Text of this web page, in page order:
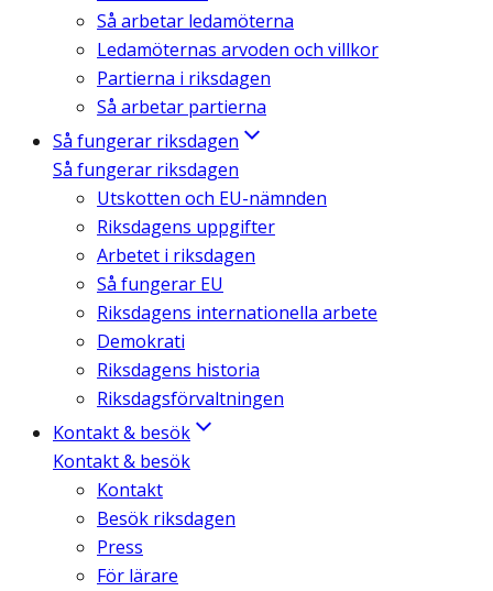
Så arbetar ledamöterna
Ledamöternas arvoden och villkor
Partierna i riksdagen
Så arbetar partierna
Så fungerar riksdagen
Så fungerar riksdagen
Utskotten och EU-nämnden
Riksdagens uppgifter
Arbetet i riksdagen
Så fungerar EU
Riksdagens internationella arbete
Demokrati
Riksdagens historia
Riksdagsförvaltningen
Kontakt & besök
Kontakt & besök
Kontakt
Besök riksdagen
Press
För lärare